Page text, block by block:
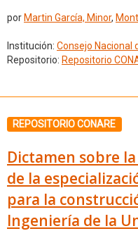
por Martin García, Minor,
Institución: Consejo Nacional
Repositorio: Repositorio
REPOSITORIO CONARE
Dictamen sobre
de la
para la
Ingeniería de la